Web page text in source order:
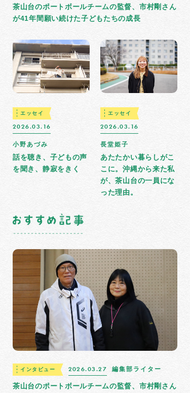
茶山台のポートボールチームの監督、市村剛さん
が41年間願い続けた子どもたちの成長
エッセイ
2026.03.16
小野あづみ
話を聴き、子どもの声
を聞き、静寂をきく
エッセイ
2026.03.16
長堂姫子
あたたかい暮らしがこ
こに。沖縄から来た私
が、茶山台の一員にな
った理由。
インタビュー 2026.03.27 編集部ライター
茶山台のポートボールチームの監督、市村剛さん